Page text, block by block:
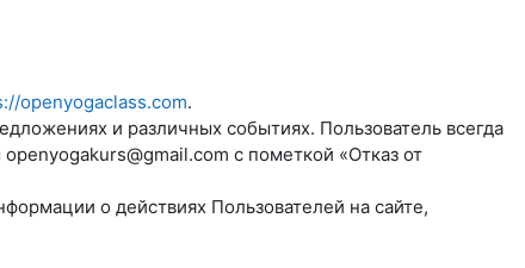
openyogaclass.com.
и различных событиях. Пользователь всегда
openyogakurs@gmail.com с пометкой «Отказ от
о действиях Пользователей на сайте,